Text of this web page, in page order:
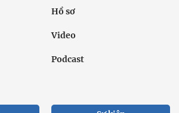
Hồ sơ
Video
Podcast